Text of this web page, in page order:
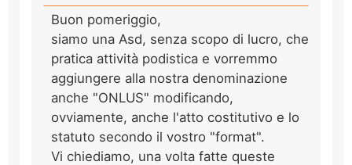
Buon pomeriggio,
siamo una Asd, senza scopo di lucro, che
pratica attività podistica e vorremmo
aggiungere alla nostra denominazione
anche "ONLUS" modificando,
ovviamente, anche l'atto costitutivo e lo
statuto secondo il vostro "format".
Vi chiediamo, una volta fatte queste